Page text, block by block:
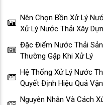
Nên Chọn Bồn Xử Lý
Xử Lý Nước Thải Xây
Đặc Điểm Nước Thải
Thường Gặp Khi Xử Lý
Hệ Thống Xử Lý Nước
Quyết Định Hiệu Quả
Nguyên Nhân Và Cách